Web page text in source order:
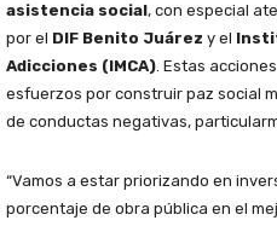
asistencia social, con especial
por el DIF Benito Juárez y el
Adicciones (IMCA). Estas
esfuerzos por construir paz social
de conductas negativas,
“Vamos a estar priorizando en
porcentaje de obra pública en el